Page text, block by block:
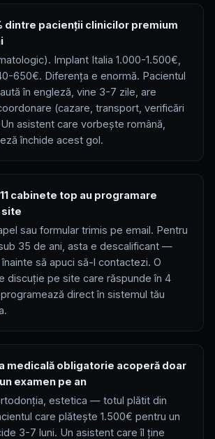
dintre pacienții clinicilor premium
Implant Italia 1.000-1.500€,
650€. Diferența e enormă. Pacientul
în engleză, vine 3-7 zile, are
(cazare, transport, verificări
asistent care vorbește română,
închide acest gol.
cabinete top au programare
site
sau formular trimis pe email. Pentru
35 de ani, asta e descalificant —
să apuci să-l contactezi. O
discuție pe site care răspunde în 4
direct în sistemul tău
medicală obligatorie acoperă doar
examen pe an
estetica — totul plătit din
care plătește 1.500€ pentru un
3-7 luni. Un asistent care îl ține